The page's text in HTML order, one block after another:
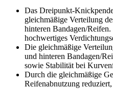
Das Dreipunkt-
gleichmäßige Verteilung
hinteren Bandagen/
hochwertiges
Die gleichmäßige
und hinteren Bandagen/
sowie Stabilität bei
Durch die gleichmäßige
Reifenabnutzung